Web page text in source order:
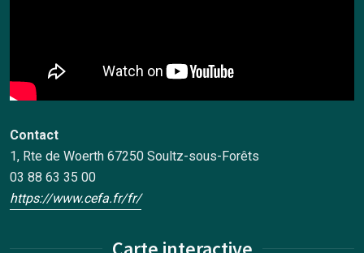
Contact
1, Rte de Woerth 67250 Soultz-sous-Forêts
03 88 63 35 00
https://www.cefa.fr/fr/